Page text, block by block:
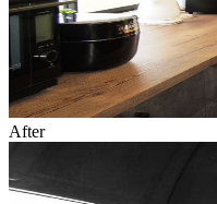
After